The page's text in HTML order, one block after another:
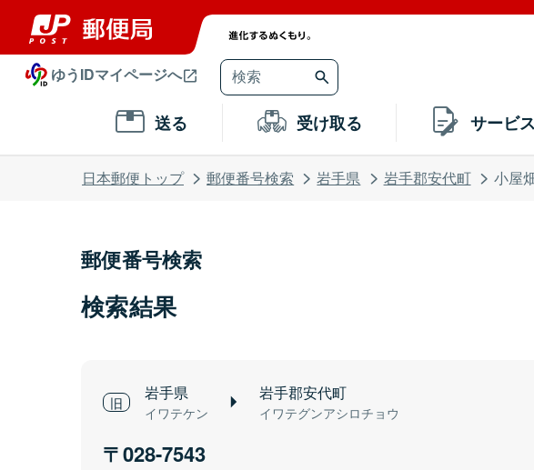
ゆうIDマイページへ
送る 受け取る サービ
日本郵便トップ 郵便番号検索 岩手県 岩手郡安代町 小屋
郵便番号検索
検索結果
岩手県
イワテケン
岩手郡安代町
イワテグンアシロチョウ
028-7543